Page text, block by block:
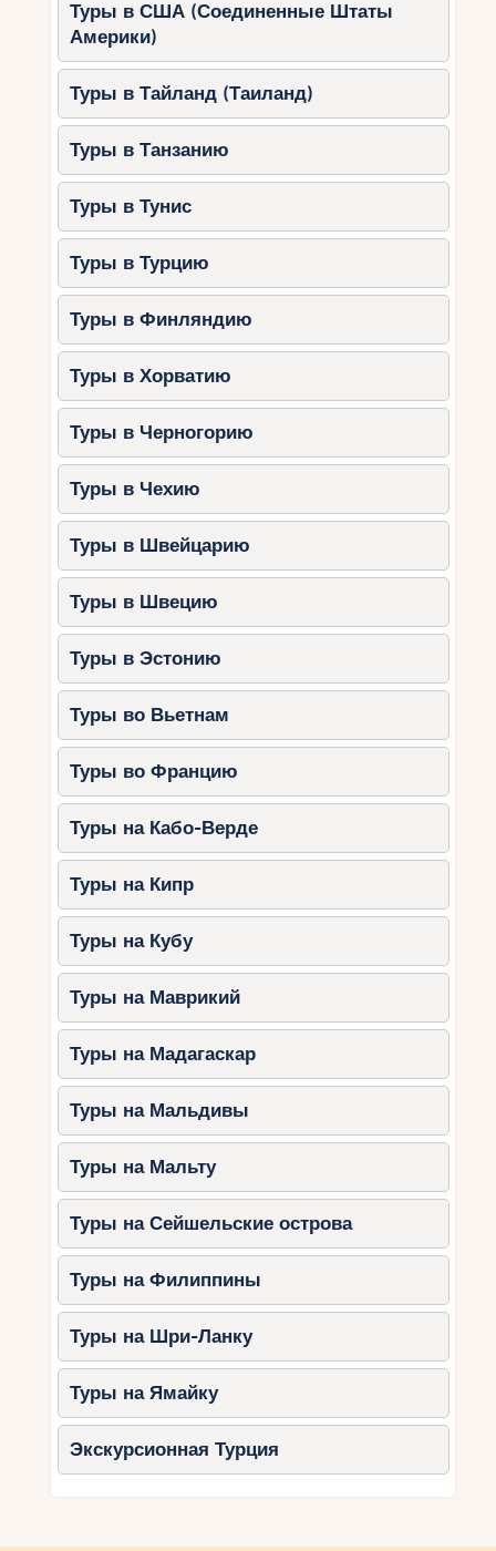
Туры в США (Соединенные Штаты
Америки)
Туры в Тайланд (Таиланд)
Туры в Танзанию
Туры в Тунис
Туры в Турцию
Туры в Финляндию
Туры в Хорватию
Туры в Черногорию
Туры в Чехию
Туры в Швейцарию
Туры в Швецию
Туры в Эстонию
Туры во Вьетнам
Туры во Францию
Туры на Кабо-Верде
Туры на Кипр
Туры на Кубу
Туры на Маврикий
Туры на Мадагаскар
Туры на Мальдивы
Туры на Мальту
Туры на Сейшельские острова
Туры на Филиппины
Туры на Шри-Ланку
Туры на Ямайку
Экскурсионная Турция